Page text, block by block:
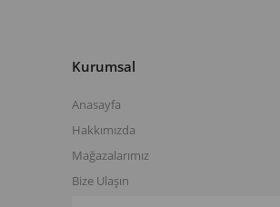
Kurumsal
Anasayfa
Hakkımızda
Mağazalarımız
Bize Ulaşın